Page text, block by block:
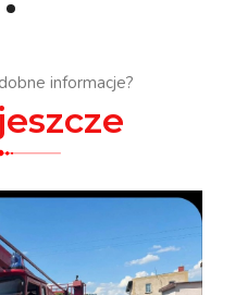
informacje?
jeszcze